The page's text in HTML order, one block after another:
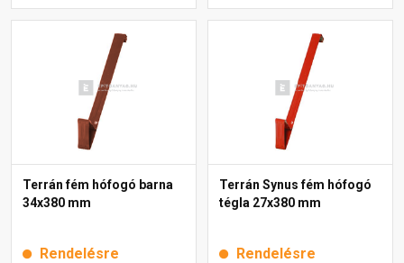
Terrán fém hófogó barna
34x380 mm
Rendelésre
Terrán Synus fém hófogó
tégla 27x380 mm
Rendelésre